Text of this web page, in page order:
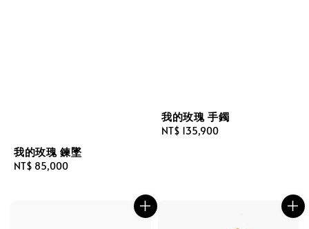
我的玫瑰 鍊墜
Regular
NT$ 85,000
我的玫瑰 手鐲
Regular
NT$ 135,900